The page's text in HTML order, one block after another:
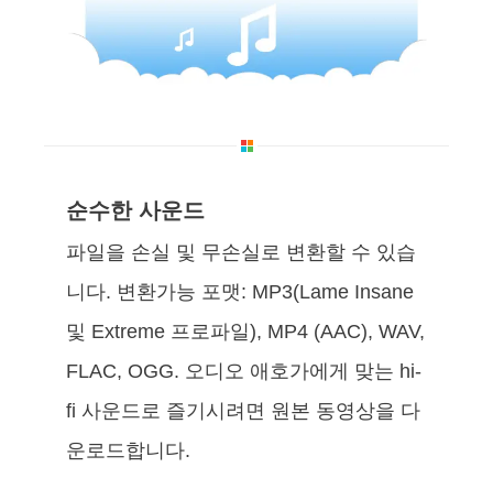
순수한 사운드
파일을 손실 및 무손실로 변환할 수 있습
니다. 변환가능 포맷: MP3(Lame Insane
및 Extreme 프로파일), MP4 (AAC), WAV,
FLAC, OGG. 오디오 애호가에게 맞는 hi-
fi 사운드로 즐기시려면 원본 동영상을 다
운로드합니다.